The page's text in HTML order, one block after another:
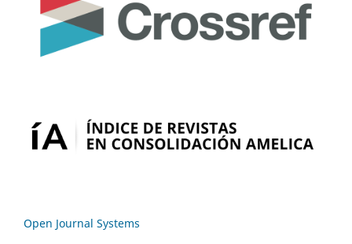
Open Journal Systems